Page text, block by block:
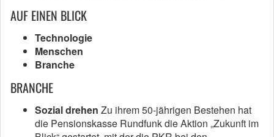
AUF EINEN BLICK
Technologie
Menschen
Branche
BRANCHE
Sozial drehen Zu ihrem 50-jährigen Bestehen hat
die Pensionskasse Rundfunk die Aktion „Zukunft im